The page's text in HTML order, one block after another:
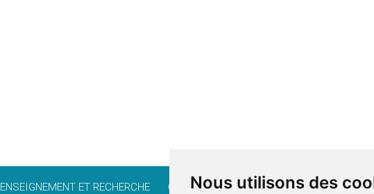
Nous utilisons des
ENSEIGNEMENT ET RECHERCHE CARRIÈRE BÉNÉVOLAT FONDATIONS